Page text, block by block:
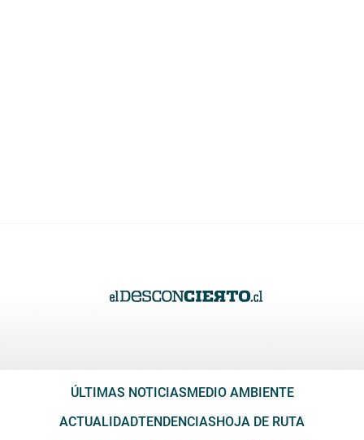
ÚLTIMAS NOTICIAS MEDIO AMBIENTE
ACTUALIDADTENDENCIAS HOJA DE RUTA